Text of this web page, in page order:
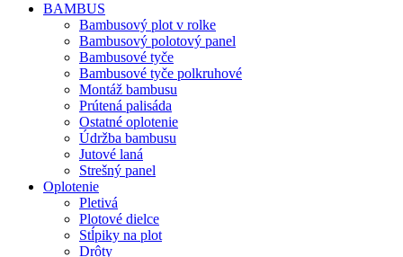
BAMBUS
Bambusový plot v rolke
Bambusový polotový panel
Bambusové tyče
Bambusové tyče polkruhové
Montáž bambusu
Prútená palisáda
Ostatné oplotenie
Údržba bambusu
Jutové laná
Strešný panel
Oplotenie
Pletivá
Plotové dielce
Stĺpiky na plot
Drôty